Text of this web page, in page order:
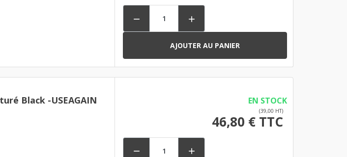
 
AJOUTER AU PANIER
Black -USEAGAIN EN STOCK
(39,00 HT)
46,80 € TTC
 